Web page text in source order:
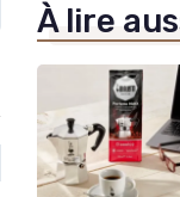
À lire